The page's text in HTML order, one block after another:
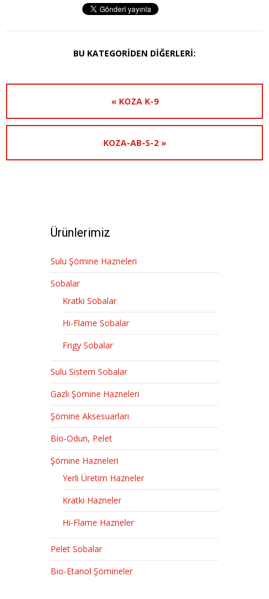
BU KATEGORIDEN DIĞERLERI:
« KOZA K-9
KOZA-AB-S-2 »
Ürünlerimiz
Sulu Şömine Hazneleri
Sobalar
Kratki Sobalar
Hi-Flame Sobalar
Frigy Sobalar
Sulu Sistem Sobalar
Gazlı Şömine Hazneleri
Şömine Aksesuarları
Bio-Odun, Pelet
Şömine Hazneleri
Yerli Üretim Hazneler
Kratki Hazneler
Hi-Flame Hazneler
Pelet Sobalar
Bio-Etanol Şömineler